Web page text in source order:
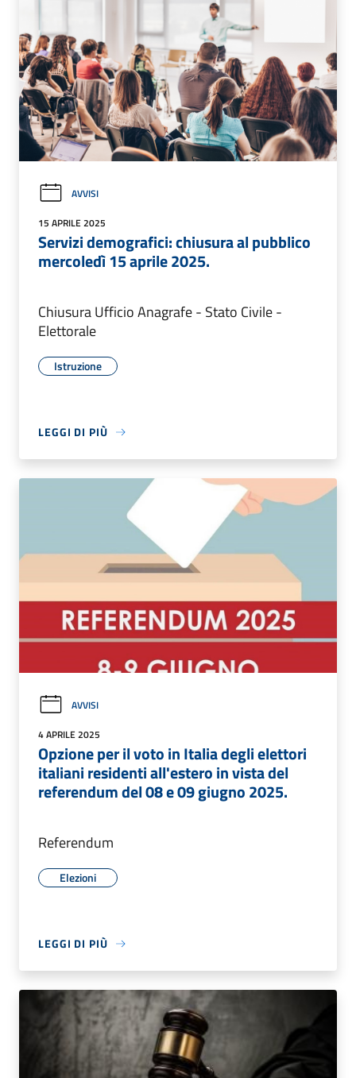
AVVISI
15 APRILE 2025
Servizi demografici: chiusura al pubblico
mercoledì 15 aprile 2025.
Chiusura Ufficio Anagrafe - Stato Civile -
Elettorale
Istruzione
LEGGI DI PIÙ
AVVISI
4 APRILE 2025
Opzione per il voto in Italia degli elettori
italiani residenti all'estero in vista del
referendum del 08 e 09 giugno 2025.
Referendum
Elezioni
LEGGI DI PIÙ